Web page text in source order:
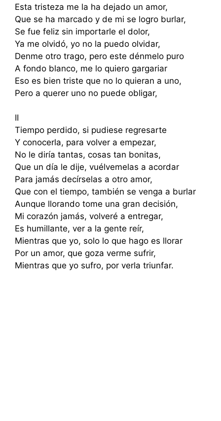
Esta tristeza me la ha dejado un amor,
Que se ha marcado y de mi se logro burlar,
Se fue feliz sin importarle el dolor,
Ya me olvidó, yo no la puedo olvidar,
Denme otro trago, pero este dénmelo puro
A fondo blanco, me lo quiero gargariar
Eso es bien triste que no lo quieran a uno,
Pero a querer uno no puede obligar,
II
Tiempo perdido, si pudiese regresarte
Y conocerla, para volver a empezar,
No le diría tantas, cosas tan bonitas,
Que un día le dije, vuélvemelas a acordar
Para jamás decírselas a otro amor,
Que con el tiempo, también se venga a burlar
Aunque llorando tome una gran decisión,
Mi corazón jamás, volveré a entregar,
Es humillante, ver a la gente reír,
Mientras que yo, solo lo que hago es llorar
Por un amor, que goza verme sufrir,
Mientras que yo sufro, por verla triunfar.